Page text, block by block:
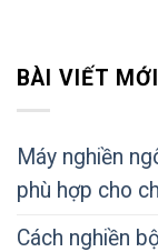
BÀI VIẾT MỚI
Máy nghiền
phù hợp cho
Cách nghiền